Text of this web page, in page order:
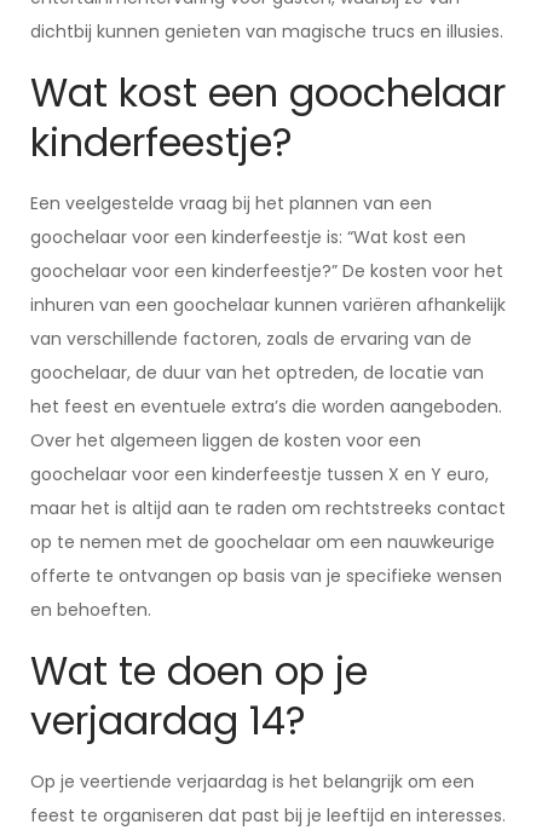
dichtbij kunnen genieten van magische trucs en illusies.
Wat kost een goochelaar
kinderfeestje?
Een veelgestelde vraag bij het plannen van een
goochelaar voor een kinderfeestje is: “Wat kost een
goochelaar voor een kinderfeestje?” De kosten voor het
inhuren van een goochelaar kunnen variëren afhankelijk
van verschillende factoren, zoals de ervaring van de
goochelaar, de duur van het optreden, de locatie van
het feest en eventuele extra’s die worden aangeboden.
Over het algemeen liggen de kosten voor een
goochelaar voor een kinderfeestje tussen X en Y euro,
maar het is altijd aan te raden om rechtstreeks contact
op te nemen met de goochelaar om een ​​nauwkeurige
offerte te ontvangen op basis van je specifieke wensen
en behoeften.
Wat te doen op je
verjaardag 14?
Op je veertiende verjaardag is het belangrijk om een
feest te organiseren dat past bij je leeftijd en interesses.